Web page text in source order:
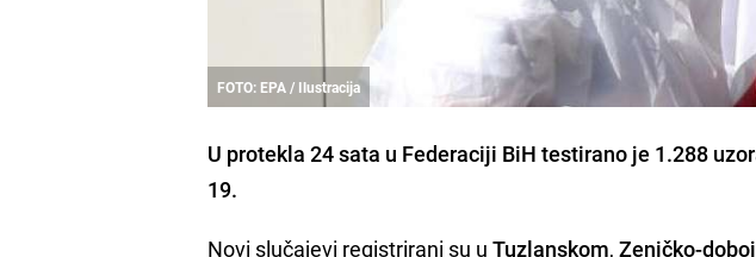
FOTO: EPA / Ilustracija
U protekla24 sata u Federaciji BiH testirano je 1.288
19.
Novi slučajevi registrirani su uTuzlanskom,Zeničko-